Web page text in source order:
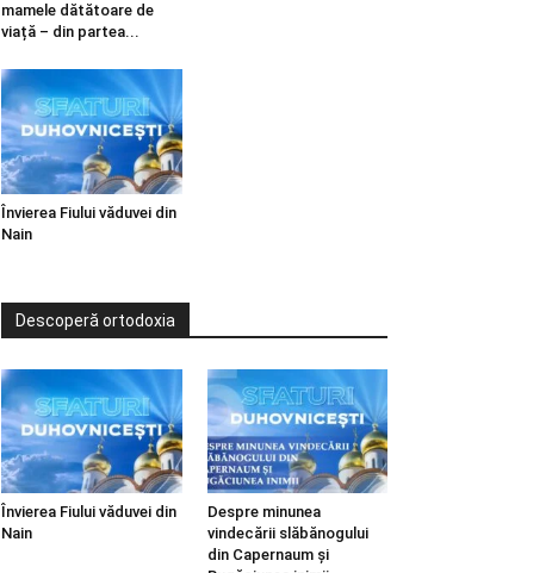
mamele dătătoare de
viață – din partea...
Învierea Fiului văduvei din
Nain
Descoperă ortodoxia
Învierea Fiului văduvei din
Nain
Despre minunea
vindecării slăbănogului
din Capernaum și